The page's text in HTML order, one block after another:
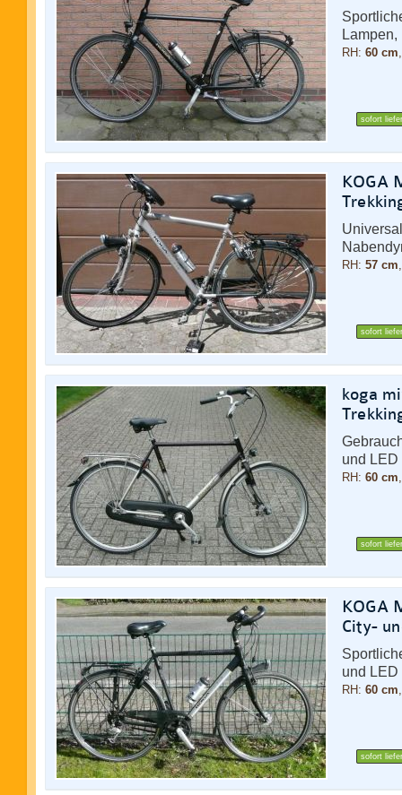
RH: 60 cm
sofort
KOGA
RH: 57 cm
sofort
koga
und LED
RH: 60 cm
sofort
KOGA
City-
und LED
RH: 60 cm
sofort